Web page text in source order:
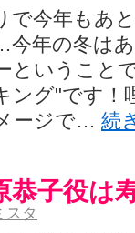
で今年もあ
年の冬は
ということ
ング"です！
ージで… 続
子役は
スタ